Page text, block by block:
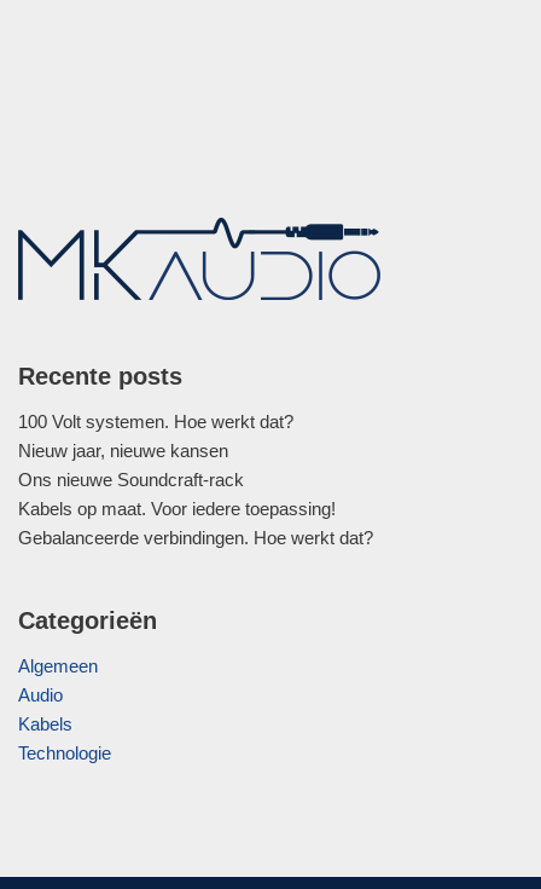
Recente posts
100 Volt systemen. Hoe werkt dat?
Nieuw jaar, nieuwe kansen
Ons nieuwe Soundcraft-rack
Kabels op maat. Voor iedere toepassing!
Gebalanceerde verbindingen. Hoe werkt dat?
Categorieën
Algemeen
Audio
Kabels
Technologie